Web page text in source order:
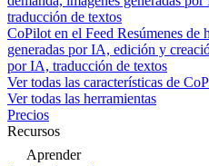
traducción de textos
CoPilot en el Feed Resúmenes de
generadas por IA, edición y
por IA, traducción de textos
Ver todas las características de
Ver todas las herramientas
Precios
Recursos
Aprender